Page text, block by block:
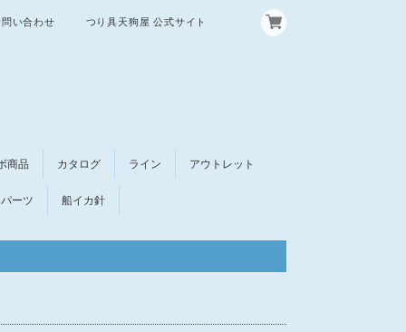
問い合わせ つり具天狗屋 公式サイト
商品 カタログ ライン アウトレット
パーツ 船イカ針